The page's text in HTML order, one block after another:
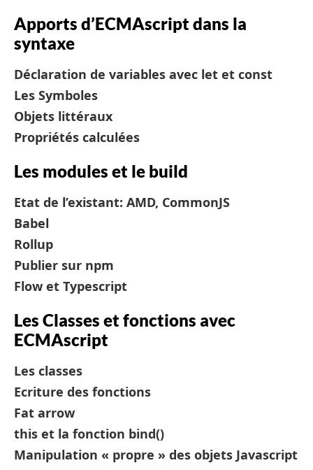
Apports d’ECMAscript dans la
syntaxe
Déclaration de variables avec let et const
Les Symboles
Objets littéraux
Propriétés calculées
Les modules et le build
Etat de l’existant: AMD, CommonJS
Babel
Rollup
Publier sur npm
Flow et Typescript
Les Classes et fonctions avec
ECMAscript
Les classes
Ecriture des fonctions
Fat arrow
this et la fonction bind()
Manipulation « propre » des objets Javascript